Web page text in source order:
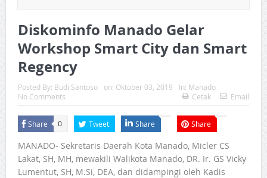
Diskominfo Manado Gelar
Workshop Smart City dan Smart
Regency
Posted By: Budi Santoso on: Oktober 03, 2019 In: Manado
No Comments
Cetak Email
Share 0 Tweet Share Share
MANADO- Sekretaris Daerah Kota Manado, Micler CS
Lakat, SH, MH, mewakili Walikota Manado, DR. Ir. GS Vicky
Lumentut, SH, M.Si, DEA, dan didampingi oleh Kadis